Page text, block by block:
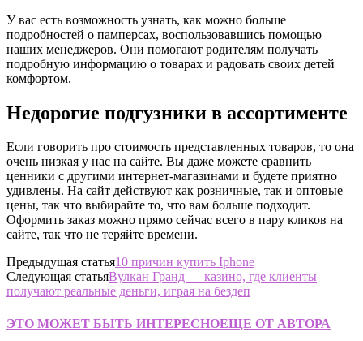
У вас есть возможность узнать, как можно больше
подробностей о памперсах, воспользовавшись помощью
наших менеджеров. Они помогают родителям получать
подробную информацию о товарах и радовать своих детей
комфортом.
Недорогие подгузники в ассортименте
Если говорить про стоимость представленных товаров, то она
очень низкая у нас на сайте. Вы даже можете сравнить
ценники с другими интернет-магазинами и будете приятно
удивлены. На сайт действуют как розничные, так и оптовые
цены, так что выбирайте то, что вам больше подходит.
Оформить заказ можно прямо сейчас всего в пару кликов на
сайте, так что не теряйте времени.
Предыдущая статья10 причин купить Iphone
Следующая статьяВулкан Гранд — казино, где клиенты
получают реальные деньги, играя на бездеп
ЭТО МОЖЕТ БЫТЬ ИНТЕРЕСНОЕЩЕ ОТ АВТОРА